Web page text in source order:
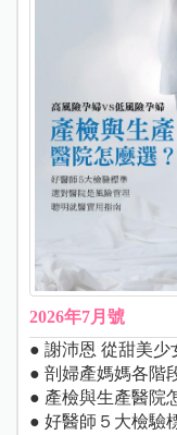
2026年7月號
● 謝沛恩 從甜美少
● 剖婦產媽媽各階
● 產檢與生產醫院
● 好醫師５大檢驗